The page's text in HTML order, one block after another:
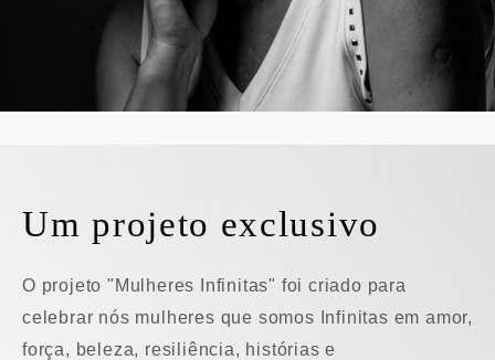
Um projeto exclusivo
O projeto "Mulheres Infinitas" foi criado para
celebrar nós mulheres que somos Infinitas em amor,
força, beleza, resiliência, histórias e